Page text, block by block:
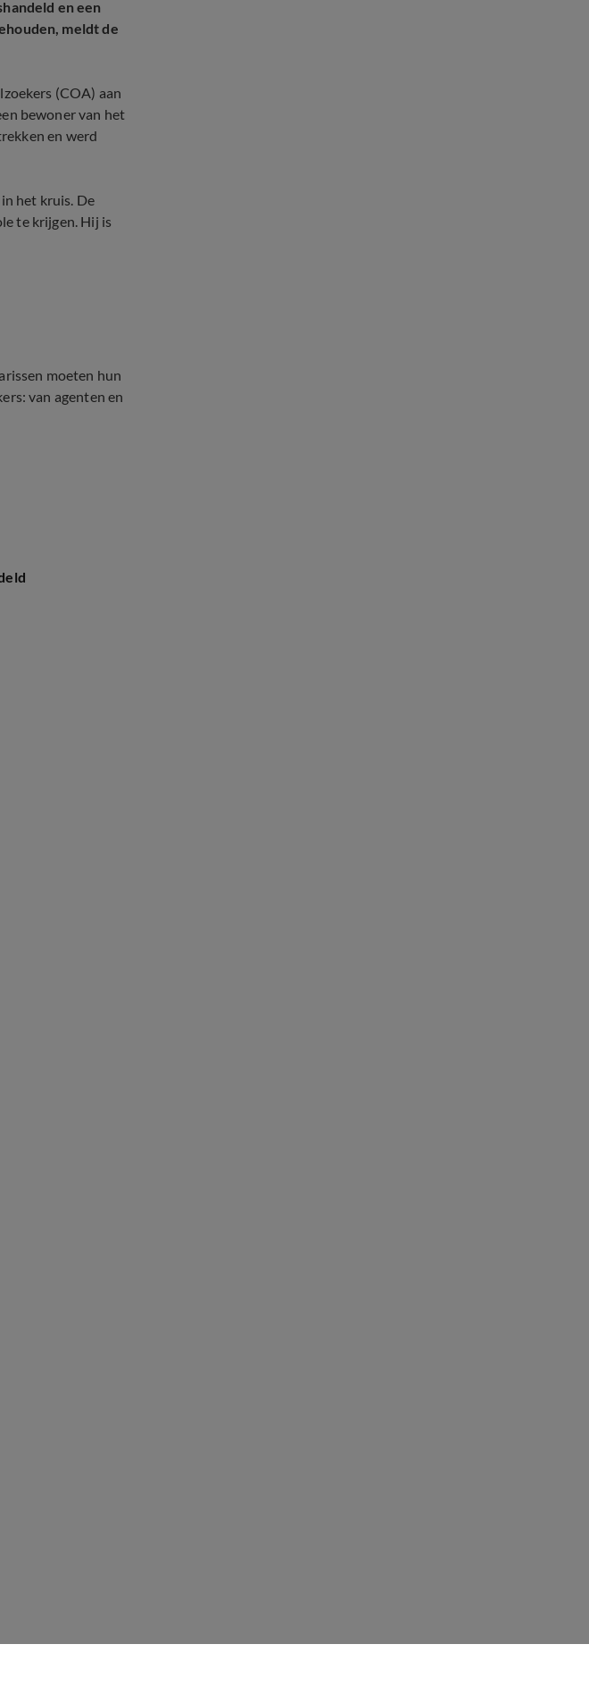
en een
meldt de
(COA) aan
bewoner van het
en werd
het kruis. De
te krijgen. Hij is
moeten hun
van agenten en